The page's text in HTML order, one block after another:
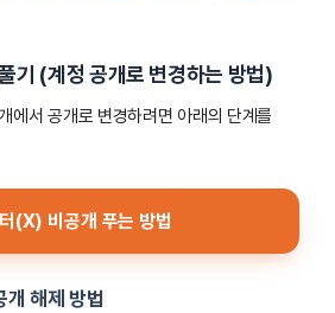
기 (계정 공개로 변경하는 방법)
에서 공개로 변경하려면 아래의 단계를
(X) 비공개 푸는 방법
해제 방법